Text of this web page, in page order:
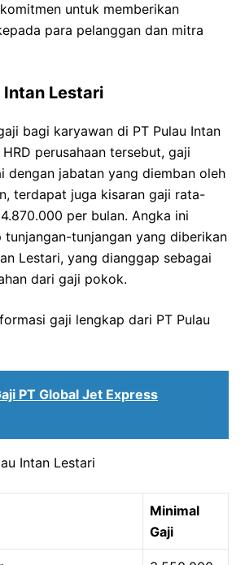
untuk memberikan
para pelanggan dan mitra
Intan Lestari
bagi karyawan di PT Pulau Intan
perusahaan tersebut, gaji
dengan jabatan yang diemban oleh
terdapat juga kisaran gaji rata-
per bulan. Angka ini
tunjangan-tunjangan yang diberikan
Lestari, yang dianggap sebagai
dari gaji pokok.
gaji lengkap dari PT Pulau
PT Global Jet Express
Intan Lestari
Minimal
Gaji